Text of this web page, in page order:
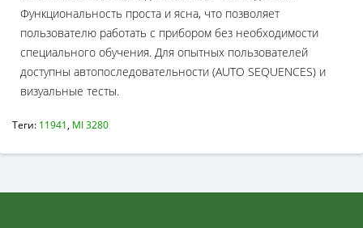
Функциональность проста и ясна, что позволяет
пользователю работать с прибором без необходимости
специального обучения. Для опытных пользователей
доступны автопоследовательности (AUTO SEQUENCES) и
визуальные тесты.
Теги: 11941, MI 3280